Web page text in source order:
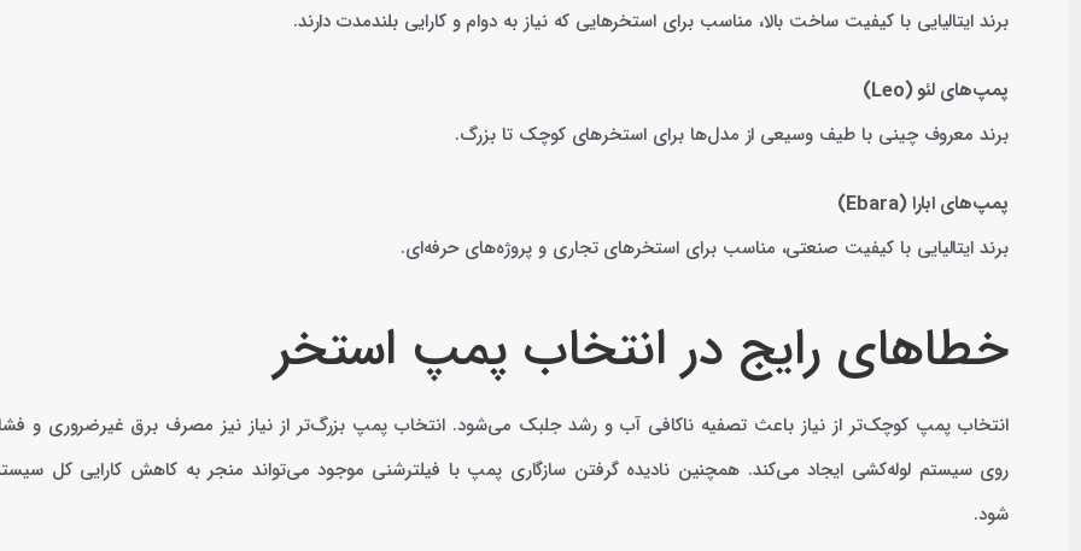
برند ایتالیایی با کیفیت ساخت بالا، مناسب برای استخرهایی که نیاز به دوام و کارایی بلندمدت دارند.
پمپ‌های لئو (Leo)
برند معروف چینی با طیف وسیعی از مدل‌ها برای استخرهای کوچک تا بزرگ.
پمپ‌های ابارا (Ebara)
برند ایتالیایی با کیفیت صنعتی، مناسب برای استخرهای تجاری و پروژه‌های حرفه‌ای.
خطاهای رایج در انتخاب پمپ استخر
انتخاب پمپ کوچک‌تر از نیاز باعث تصفیه ناکافی آب و رشد جلبک می‌شود. انتخاب پمپ بزرگ‌تر از نیاز نیز مصرف برق غیرضروری و
روی سیستم لوله‌کشی ایجاد می‌کند. همچنین نادیده گرفتن سازگاری پمپ با فیلترشنی موجود می‌تواند منجر به کاهش کارایی کل
شود.